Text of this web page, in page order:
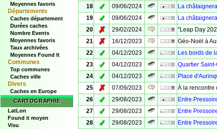
Moyennes favoris
Départements
Caches département
Durées caches
Nombre Events
Moyennes favoris
Taux archivées
Moyennes Found It
Communes
Top communes
Caches ville
Divers
Caches en Europe
CARTOGRAPHIE
LatLon
Found it moyen
Visu
18
✓ 09/06/2024
La
19
✓ 09/06/2024
La
20
✗ 29/02/2024
"Leap Day
21
✗ 16/12/2023
Géo-Noël à
22
✓ 04/12/2023
Les bords de
23
✓ 04/12/2023
Quartier
24
✓ 04/12/2023
Place
25
✗ 07/09/2023
À la rencontre
26
✓ 29/08/2023
Entre
27
✓ 29/08/2023
Entre
28
✓ 29/08/2023
Entre